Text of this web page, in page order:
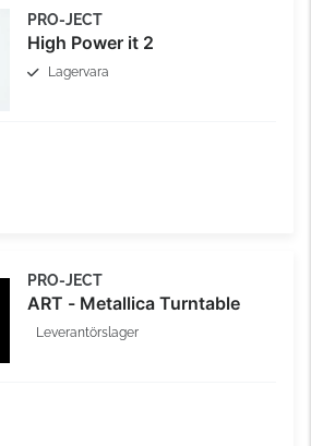
PRO-JECT
High Power it 2
Lagervara
PRO-JECT
ART - Metallica Turntable
Leverantörslager